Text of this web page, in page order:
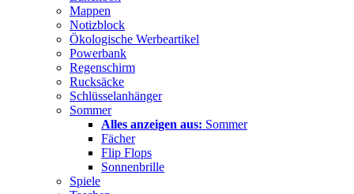
Mappen
Notizblock
Ökologische Werbeartikel
Powerbank
Regenschirm
Rucksäcke
Schlüsselanhänger
Sommer
Alles anzeigen aus: Sommer
Fächer
Flip Flops
Sonnenbrille
Spiele